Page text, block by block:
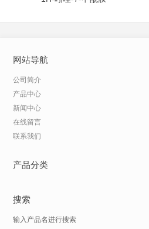
网站导航
公司简介
产品中心
新闻中心
在线留言
联系我们
产品分类
搜索
输入产品名进行搜索